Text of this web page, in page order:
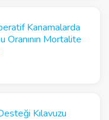
Kanamalarda
Mortalite
Kılavuzu